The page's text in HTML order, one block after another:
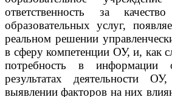
ответственность за
образовательных услуг,
реальном решении
в сферу компетенции ОУ, и, как
потребность в информации
результатах деятельности
выявлении факторов на них